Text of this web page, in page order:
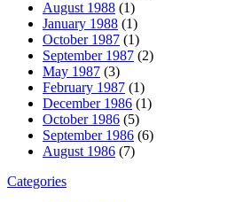
August 1988 (1)
January 1988 (1)
October 1987 (1)
September 1987 (2)
May 1987 (3)
February 1987 (1)
December 1986 (1)
October 1986 (5)
September 1986 (6)
August 1986 (7)
Categories